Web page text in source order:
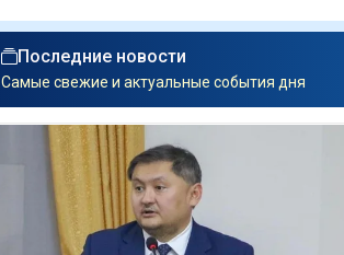
Последние новости
Самые свежие и актуальные события дня